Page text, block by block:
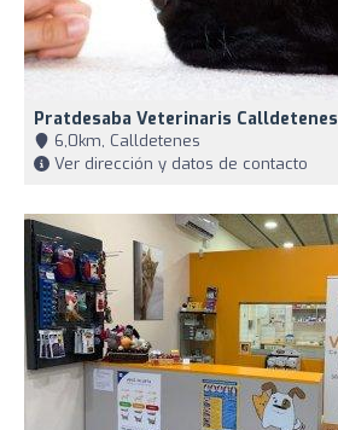
Pratdesaba Veterinaris Calldetenes
6,0km, Calldetenes
Ver dirección y datos de contacto